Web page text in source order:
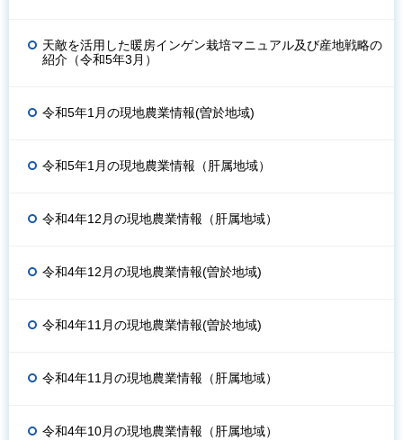
天敵を活用した暖房インゲン栽培マニュアル及び産地戦略の
紹介（令和5年3月）
令和5年1月の現地農業情報(曽於地域)
令和5年1月の現地農業情報（肝属地域）
令和4年12月の現地農業情報（肝属地域）
令和4年12月の現地農業情報(曽於地域)
令和4年11月の現地農業情報(曽於地域)
令和4年11月の現地農業情報（肝属地域）
令和4年10月の現地農業情報（肝属地域）